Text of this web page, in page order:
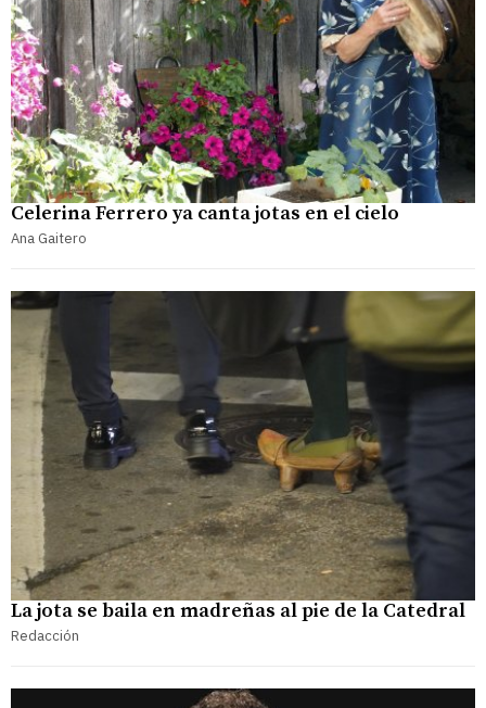
Celerina Ferrero ya canta jotas en el cielo
Ana Gaitero
La jota se baila en madreñas al pie de la Catedral
Redacción